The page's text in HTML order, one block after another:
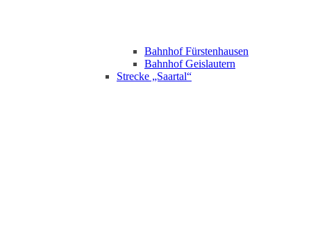
Bahnhof Fürstenhausen
Bahnhof Geislautern
Strecke „Saartal“